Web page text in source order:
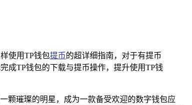
使用TP钱包提币的超详细指南，对于有提币
成TP钱包的下载与提币操作，提升使用TP钱
颗璀璨的明星，成为一款备受欢迎的数字钱包应